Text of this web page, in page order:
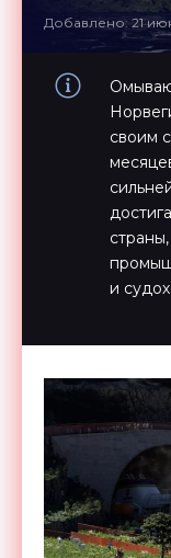
Добавлено: 21
своим
и